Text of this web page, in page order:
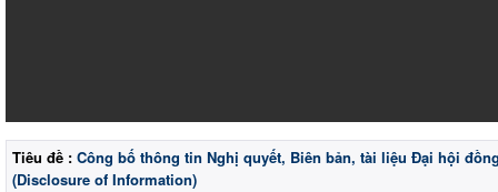
Tiêu đề : Công bố thông tin Nghị quyết, Biên bản, tài liệu Đại hội
(Disclosure of Information)